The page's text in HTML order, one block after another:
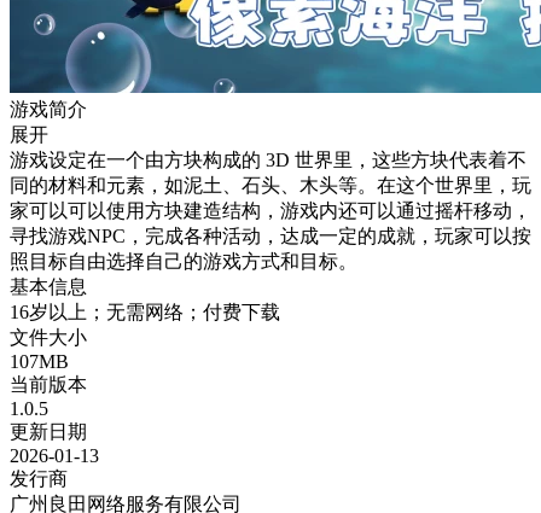
游戏简介
展开
游戏设定在一个由方块构成的 3D 世界里，这些方块代表着不
同的材料和元素，如泥土、石头、木头等。在这个世界里，玩
家可以可以使用方块建造结构，游戏内还可以通过摇杆移动，
寻找游戏NPC，完成各种活动，达成一定的成就，玩家可以按
照目标自由选择自己的游戏方式和目标。
基本信息
16岁以上；无需网络；付费下载
文件大小
107MB
当前版本
1.0.5
更新日期
2026-01-13
发行商
广州良田网络服务有限公司